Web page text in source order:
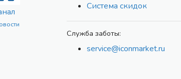
Система скидок
Служба заботы:
service@iconmarket.ru